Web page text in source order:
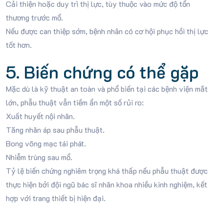
Cải thiện hoặc duy trì thị lực, tùy thuộc vào mức độ tổn
thương trước mổ.
Nếu được can thiệp sớm, bệnh nhân có cơ hội phục hồi thị lực
tốt hơn.
5. Biến chứng có thể gặp
Mặc dù là kỹ thuật an toàn và phổ biến tại các bệnh viện mắt
lớn, phẫu thuật vẫn tiềm ẩn một số rủi ro:
Xuất huyết nội nhãn.
Tăng nhãn áp sau phẫu thuật.
Bong võng mạc tái phát.
Nhiễm trùng sau mổ.
Tỷ lệ biến chứng nghiêm trọng khá thấp nếu phẫu thuật được
thực hiện bởi đội ngũ bác sĩ nhãn khoa nhiều kinh nghiệm, kết
hợp với trang thiết bị hiện đại.